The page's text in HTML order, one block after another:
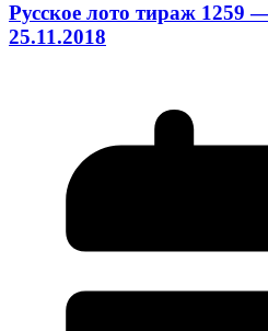
Русское лото тираж 1259
25.11.2018